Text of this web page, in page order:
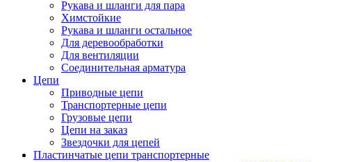
Рукава и шланги для пара
Химстойкие
Рукава и шланги остальное
Для деревообработки
Для вентиляции
Соединительная арматура
Цепи
Приводные цепи
Транспортерные цепи
Грузовые цепи
Цепи на заказ
Звездочки для цепей
Пластинчатые цепи транспортерные